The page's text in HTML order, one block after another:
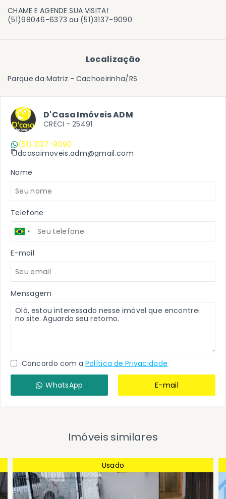
CHAME E AGENDE SUA VISITA!
(51)98046-6373 ou (51)3137-9090
Localização
Parque da Matriz - Cachoeirinha/RS
D'Casa Imóveis ADM
CRECI - 25491
(51) 3137-9090
dcasaimoveis.adm@gmail.com
Nome
Telefone
E-mail
Mensagem
Concordo com a Política de Privacidade
WhatsApp E-mail
Imóveis similares
Usado